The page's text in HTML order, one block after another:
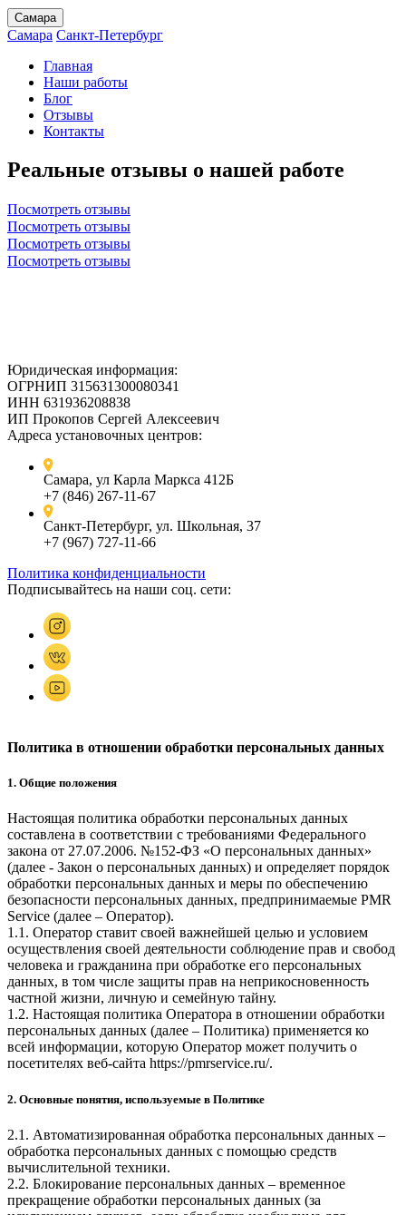
Самара
Самара Санкт-Петербург
Главная
Наши работы
Блог
Отзывы
Контакты
Реальные отзывы о нашей работе
Посмотреть отзывы
Посмотреть отзывы
Посмотреть отзывы
Посмотреть отзывы
Юридическая информация:
ОГРНИП 315631300080341
ИНН 631936208838
ИП Прокопов Сергей Алексеевич
Адреса установочных центров:
Самара, ул Карла Маркса 412Б
+7 (846) 267-11-67
Санкт-Петербург, ул. Школьная, 37
+7 (967) 727-11-66
Политика конфиденциальности
Подписывайтесь на наши соц. сети:
Политика в отношении обработки персональных данных
1. Общие положения
Настоящая политика обработки персональных данных
составлена в соответствии с требованиями Федерального
закона от 27.07.2006. №152-ФЗ «О персональных данных»
(далее - Закон о персональных данных) и определяет порядок
обработки персональных данных и меры по обеспечению
безопасности персональных данных, предпринимаемые PMR
Service (далее – Оператор).
1.1. Оператор ставит своей важнейшей целью и условием
осуществления своей деятельности соблюдение прав и свобод
человека и гражданина при обработке его персональных
данных, в том числе защиты прав на неприкосновенность
частной жизни, личную и семейную тайну.
1.2. Настоящая политика Оператора в отношении обработки
персональных данных (далее – Политика) применяется ко
всей информации, которую Оператор может получить о
посетителях веб-сайта https://pmrservice.ru/.
2. Основные понятия, используемые в Политике
2.1. Автоматизированная обработка персональных данных –
обработка персональных данных с помощью средств
вычислительной техники.
2.2. Блокирование персональных данных – временное
прекращение обработки персональных данных (за